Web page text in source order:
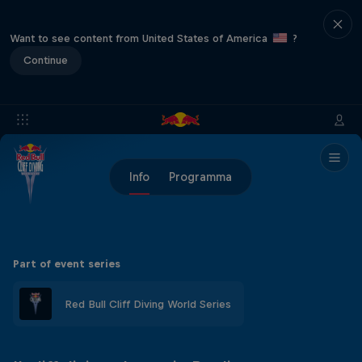
Want to see content from United States of America
?
Continue
Info Programma
Part of event series
Red Bull Cliff Diving World Series